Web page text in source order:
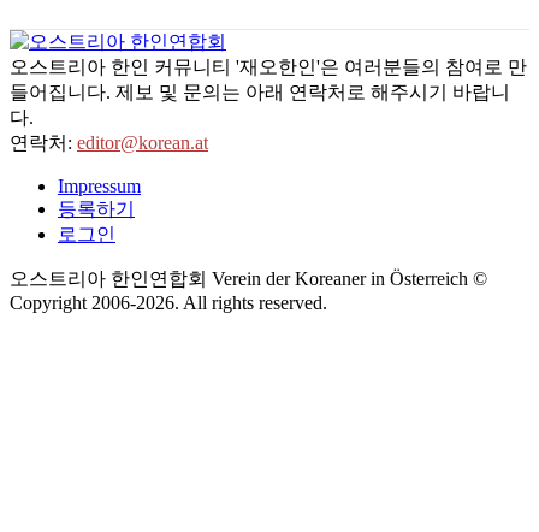
오스트리아 한인 커뮤니티 '재오한인'은 여러분들의 참여로 만
들어집니다. 제보 및 문의는 아래 연락처로 해주시기 바랍니
다.
연락처: editor@korean.at
Impressum
등록하기
로그인
오스트리아 한인연합회 Verein der Koreaner in Österreich ©
Copyright 2006-2026. All rights reserved.